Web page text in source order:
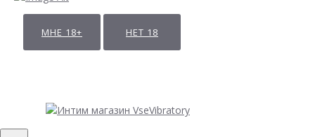
МНЕ 18+ НЕТ 18